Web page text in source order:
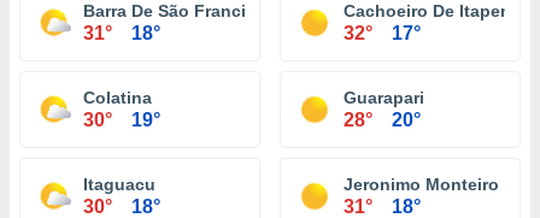
Barra De São Francisco
31° 18°
Cachoeiro De
32° 17°
Colatina
30° 19°
Guarapari
28° 20°
Itaguacu
30° 18°
Jeronimo Monteiro
31° 18°